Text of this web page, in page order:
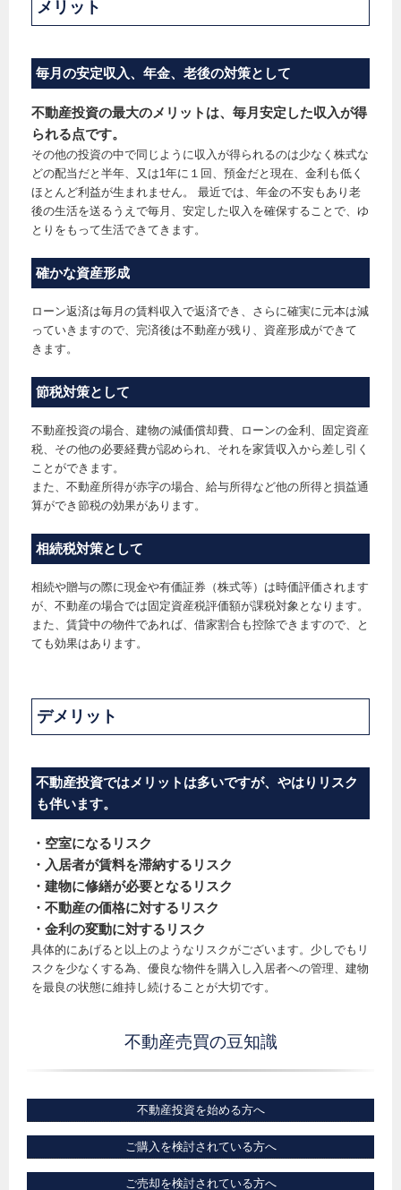
メリット
毎月の安定収入、年金、老後の対策として
不動産投資の最大のメリットは、毎月安定した収入が得
られる点です。
その他の投資の中で同じように収入が得られるのは少なく株式な
どの配当だと半年、又は1年に１回、預金だと現在、金利も低く
ほとんど利益が生まれません。 最近では、年金の不安もあり老
後の生活を送るうえで毎月、安定した収入を確保することで、ゆ
とりをもって生活できてきます。
確かな資産形成
ローン返済は毎月の賃料収入で返済でき、さらに確実に元本は減
っていきますので、完済後は不動産が残り、資産形成ができて
きます。
節税対策として
不動産投資の場合、建物の減価償却費、ローンの金利、固定資産
税、その他の必要経費が認められ、それを家賃収入から差し引く
ことができます。
また、不動産所得が赤字の場合、給与所得など他の所得と損益通
算ができ節税の効果があります。
相続税対策として
相続や贈与の際に現金や有価証券（株式等）は時価評価されます
が、不動産の場合では固定資産税評価額が課税対象となります。
また、賃貸中の物件であれば、借家割合も控除できますので、と
ても効果はあります。
デメリット
不動産投資ではメリットは多いですが、やはりリスク
も伴います。
・空室になるリスク
・入居者が賃料を滞納するリスク
・建物に修繕が必要となるリスク
・不動産の価格に対するリスク
・金利の変動に対するリスク
具体的にあげると以上のようなリスクがございます。少しでもリ
スクを少なくする為、優良な物件を購入し入居者への管理、建物
を最良の状態に維持し続けることが大切です。
不動産売買の豆知識
不動産投資を始める方へ
ご購入を検討されている方へ
ご売却を検討されている方へ